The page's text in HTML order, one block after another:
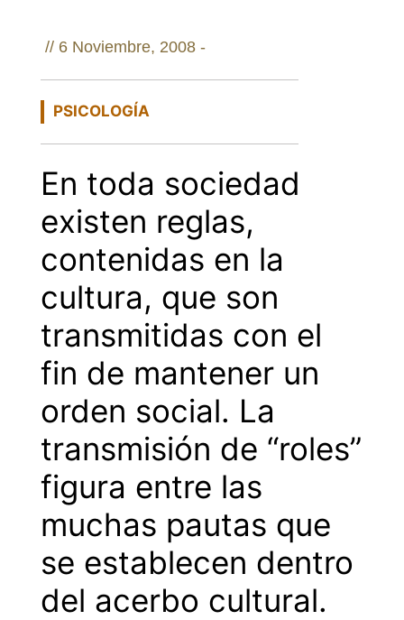
// 6 Noviembre, 2008 -
PSICOLOGÍA
En toda sociedad
existen reglas,
contenidas en la
cultura, que son
transmitidas con el
fin de mantener un
orden social. La
transmisión de “roles”
figura entre las
muchas pautas que
se establecen dentro
del acerbo cultural.